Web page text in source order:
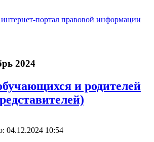
2024
и родителей
04.12.2024 10:54